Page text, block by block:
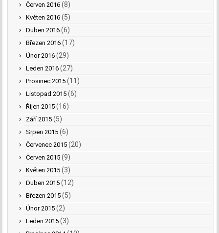
Červen 2016 (8)
Květen 2016 (5)
Duben 2016 (6)
Březen 2016 (17)
Únor 2016 (29)
Leden 2016 (27)
Prosinec 2015 (11)
Listopad 2015 (6)
Říjen 2015 (16)
Září 2015 (5)
Srpen 2015 (6)
Červenec 2015 (20)
Červen 2015 (9)
Květen 2015 (3)
Duben 2015 (12)
Březen 2015 (5)
Únor 2015 (2)
Leden 2015 (3)